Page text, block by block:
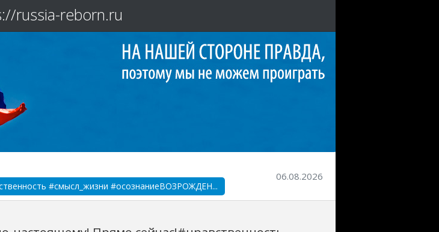
russia-reborn.ru
#смысл_жизни #осознаниеВОЗРОЖДЕН...
06.08.2026